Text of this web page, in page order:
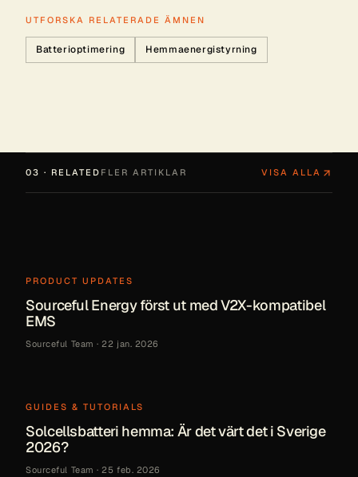
UTFORSKA RELATERADE ÄMNEN
Batterioptimering Hemmaenergistyrning
03 · RELATED FLER ARTIKLAR VISA ALLA
PRODUCT UPDATES
Sourceful Energy först ut med V2X-kompatibel
EMS
Sourceful Team ·22 jan. 2026
GUIDES & TUTORIALS
Solcellsbatteri hemma: Är det värt det i Sverige
2026?
Sourceful Team ·25 feb. 2026